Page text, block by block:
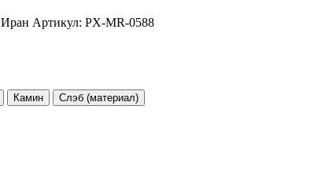
Артикул: PX-MR-0588
Камин Слэб (материал)